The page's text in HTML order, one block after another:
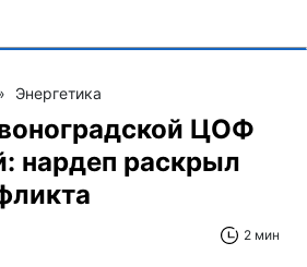
Энергетика
ЦОФ
нардеп раскрыл
2 мин